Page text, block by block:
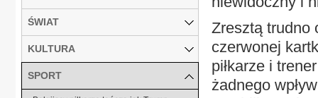
Zresztą trudno
czerwonej
piłkarze i
żadnego
ŚWIAT
KULTURA
SPORT